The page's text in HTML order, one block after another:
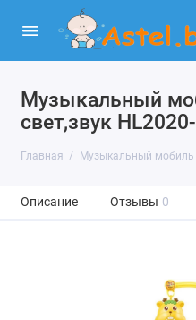
Музыкальный
свет,звук
Главная Музыкальный мобиль
Описание Отзывы 0